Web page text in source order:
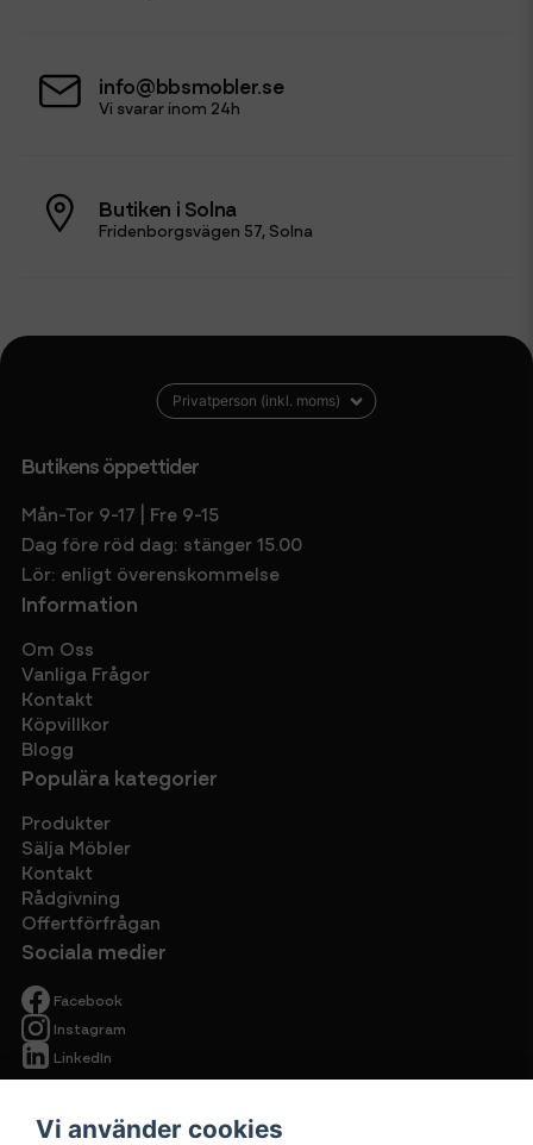
info@bbsmobler.se
Vi svarar inom 24h
Butiken i Solna
Fridenborgsvägen 57, Solna
Butikens öppettider
Mån-Tor 9-17 | Fre 9-15
Dag före röd dag: stänger 15.00
Lör: enligt överenskommelse
Information
Om Oss
Vanliga Frågor
Kontakt
Köpvillkor
Blogg
Populära kategorier
Produkter
Sälja Möbler
Kontakt
Rådgivning
Offertförfrågan
Sociala medier
Facebook
Instagram
LinkedIn
Vi använder cookies